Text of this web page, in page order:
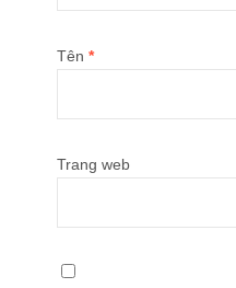
Tên *
Trang web